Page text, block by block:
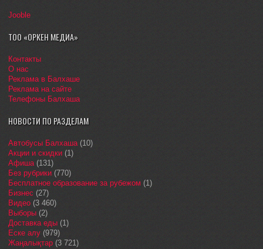
Jooble
ТОО «ОРКЕН МЕДИА»
Контакты
О нас
Реклама в Балхаше
Реклама на сайте
Телефоны Балхаша
НОВОСТИ ПО РАЗДЕЛАМ
Автобусы Балхаша(10)
Акции и скидки (1)
Афиша(131)
Без рубрики (770)
Бесплатное образование за рубежом (1)
Бизнес (27)
Видео (3 460)
Выборы (2)
Доставка еды (1)
Еске алу (979)
Жаңалықтар (3 721)